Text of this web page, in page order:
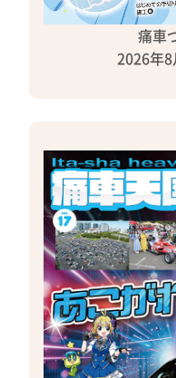
痛車
2026年